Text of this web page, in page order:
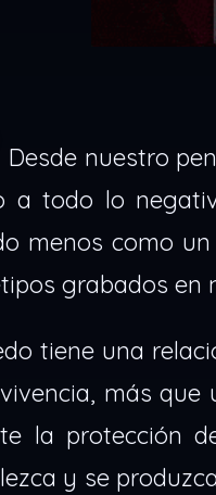
Desde nuestro
a todo lo
menos como
grabados en
tiene una
más
la protección
y se